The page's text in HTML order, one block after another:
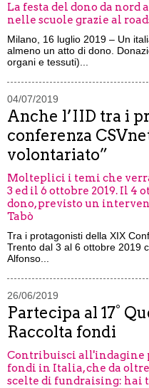
La festa del dono da nord
nelle scuole grazie al
Milano, 16 luglio 2019 – Un
almeno un atto di dono.
organi e tessuti)...
04/07/2019
Anche l’IID tra i
conferenza
volontariato”
Molteplici i temi che
3 ed il 6 ottobre 2019. Il 4
dono, previsto un
Tabò
Tra i protagonisti della XIX
Trento dal 3 al 6 ottobre 2019
Alfonso...
26/06/2019
Partecipa al 17°
Raccolta fondi
Contribuisci all'indagine
fondi in Italia, che da
scelte di fundraising: hai